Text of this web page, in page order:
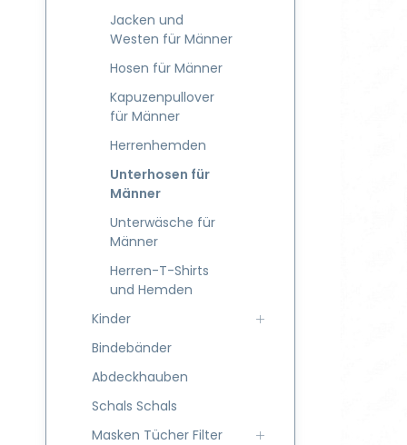
Jacken und
Westen für Männer
Hosen für Männer
Kapuzenpullover
für Männer
Herrenhemden
Unterhosen für
Männer
Unterwäsche für
Männer
Herren-T-Shirts
und Hemden
Kinder
Bindebänder
Abdeckhauben
Schals Schals
Masken Tücher Filter